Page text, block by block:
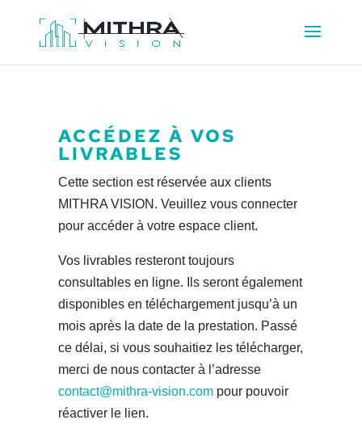
ACCÉDEZ À VOS
LIVRABLES
Cette section est réservée aux clients
MITHRA VISION. Veuillez vous connecter
pour accéder à votre espace client.
Vos livrables resteront toujours
consultables en ligne. Ils seront également
disponibles en téléchargement jusqu’à un
mois après la date de la prestation. Passé
ce délai, si vous souhaitiez les télécharger,
merci de nous contacter à l’adresse
contact@mithra-vision.compour pouvoir
réactiver le lien.